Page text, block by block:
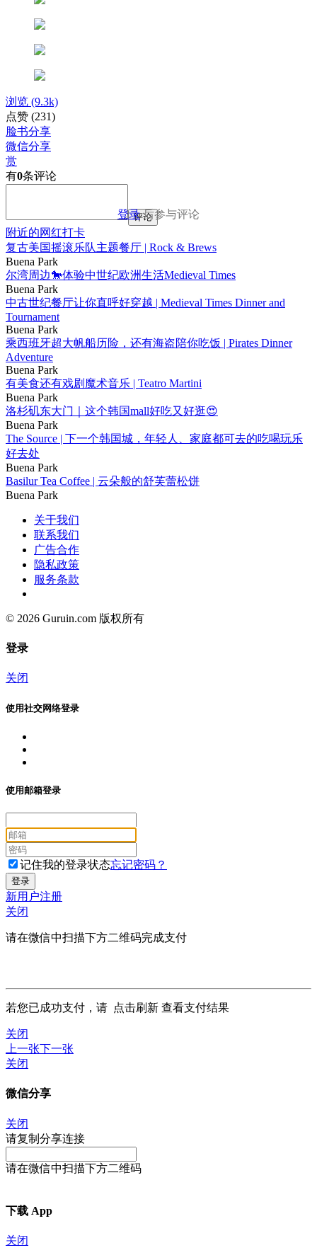
浏览 (9.3k)
点赞 (231)
脸书分享
微信分享
赏
有0条评论
登录后参与评论
评论
附近的网红打卡
复古美国摇滚乐队主题餐厅 | Rock & Brews
Buena Park
尔湾周边🐎体验中世纪欧洲生活Medieval Times
Buena Park
中古世纪餐厅让你直呼好穿越 | Medieval Times Dinner and
Tournament
Buena Park
乘西班牙超大帆船历险，还有海盗陪你吃饭 | Pirates Dinner
Adventure
Buena Park
有美食还有戏剧魔术音乐 | Teatro Martini
Buena Park
洛杉矶东大门｜这个韩国mall好吃又好逛😍
Buena Park
The Source | 下一个韩国城，年轻人、家庭都可去的吃喝玩乐
好去处
Buena Park
Basilur Tea Coffee | 云朵般的舒芙蕾松饼
Buena Park
关于我们
联系我们
广告合作
隐私政策
服务条款
© 2026 Guruin.com 版权所有
登录
关闭
使用社交网络登录
使用邮箱登录
记住我的登录状态忘记密码？
新用户注册
关闭
请在微信中扫描下方二维码完成支付
若您已成功支付，请 点击刷新 查看支付结果
关闭
上一张下一张
关闭
微信分享
关闭
请复制分享连接
请在微信中扫描下方二维码
下载 App
关闭